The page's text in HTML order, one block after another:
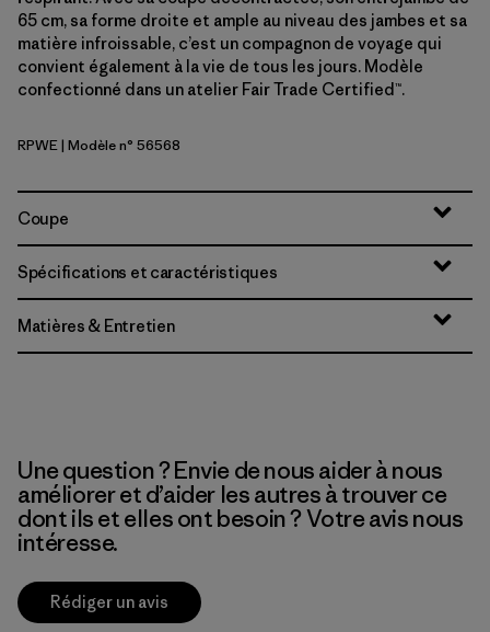
65 cm, sa forme droite et ample au niveau des jambes et sa
matière infroissable, c’est un compagnon de voyage qui
convient également à la vie de tous les jours. Modèle
confectionné dans un atelier Fair Trade Certified™.
Rapids: Weathered Stone
RPWE| Modèle n° 56568
Coupe
Spécifications et caractéristiques
Matières & Entretien
Une question ? Envie de nous aider à nous
améliorer et d’aider les autres à trouver ce
dont ils et elles ont besoin ? Votre avis nous
intéresse.
Rédiger un avis